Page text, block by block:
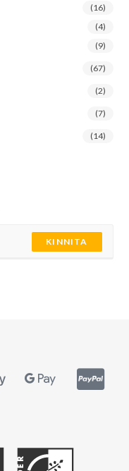
(16)
(4)
(9)
(67)
(2)
(7)
(14)
KINNITA